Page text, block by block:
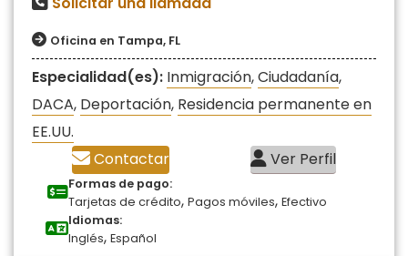
Oficina en Tampa, FL
Especialidad(es): Inmigración,Ciudadanía,
DACA, Deportación, Residencia permanente en
EE.UU.
Contactar
Ver Perfil
Formas de pago:
Tarjetas de crédito, Pagos móviles, Efectivo
Idiomas:
Inglés, Español